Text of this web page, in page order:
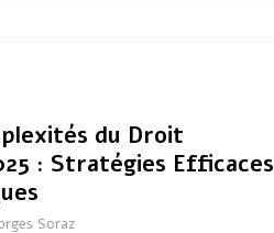
du Droit
: Stratégies Efficaces
Soraz